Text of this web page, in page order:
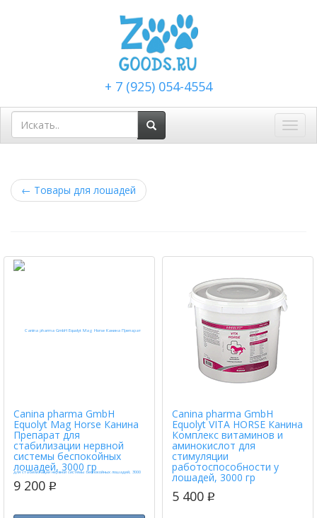
+ 7 (925) 054-4554
← Товары для лошадей
Canina pharma GmbH
Equolyt Mag Horse Канина
Препарат для
стабилизации нервной
системы беспокойных
лошадей, 3000 гр
9 200 p
Canina pharma GmbH
Equolyt VITA HORSE Канина
Комплекс витаминов и
аминокислот для
стимуляции
работоспособности у
лошадей, 3000 гр
5 400 p